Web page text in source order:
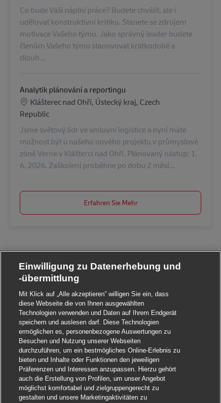
Co bude Vaší náplní práce? Budete chválit, ale i
udělovat konstruktivní kritiku. Stanete se zdrojem
motivace Vašeho týmu. Jako správný leader budete
členům Vašeho týmu stanovovat krátkodobé a
dlouh...
Analytik plánování a reportingu
Standort
Klášterec nad Ohří, Ústecký kraj, Czech
Republic
Jsme světový lídr ve smluvní logistice a nyní máte
možnost být u našeho nového projektu v průmyslové
zóně Verne v Klášterci nad Ohří. Plánovaný nástup: 1.
6. 2026. Zaškolení proběhne po dobu 2 měsí...
Erfahren Sie Mehr
Einwilligung zu Datenerhebung und
-übermittlung
Mit Klick auf „Alle akzeptieren” willigen Sie ein, dass
diese Webseite die von Ihnen ausgewählten
Technologien verwenden und Daten auf Ihrem Endgerät
speichern und auslesen darf. Diese Technologien
ermöglichen es, personenbezogene Auswertungen zu
Besuchen und Nutzung unserer Webseiten
durchzuführen, um ein bestmögliches Online-Erlebnis zu
bieten und Inhalte oder Funktionen den jeweiligen
Präferenzen und Interessen anzupassen. Hierzu gehört
auch die Erstellung von Profilen, um unser Angebot
möglichst komfortabel und zielgruppengerecht zu
gestalten und unsere Marketingaktivitäten zu